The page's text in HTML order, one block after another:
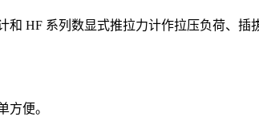
HF 系列数显式推拉力计作拉压负荷、插
方便。